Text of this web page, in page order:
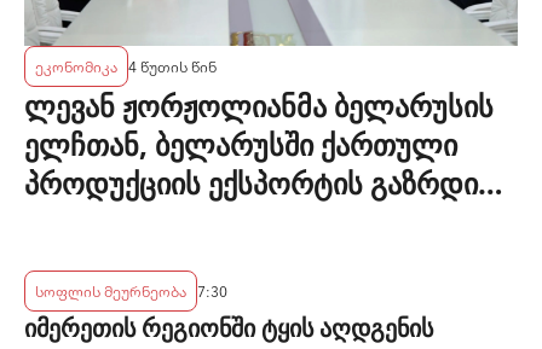
ეკონომიკა 4 წუთის წინ
ლევან ჟორჟოლიანმა ბელარუსის
ელჩთან, ბელარუსში ქართული
პროდუქციის ექსპორტის გაზრდის
სოფლის მეურნეობა 7:30
იმერეთის რეგიონში ტყის აღდგენის